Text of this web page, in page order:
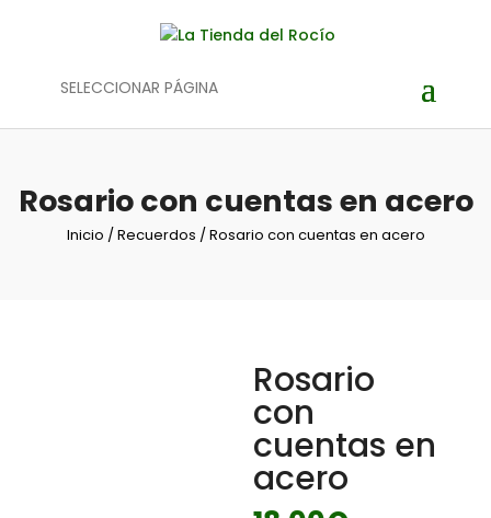
SELECCIONAR PÁGINA
Rosario con cuentas en acero
Inicio /Recuerdos / Rosario con cuentas en acero
Rosario
con
cuentas en
acero